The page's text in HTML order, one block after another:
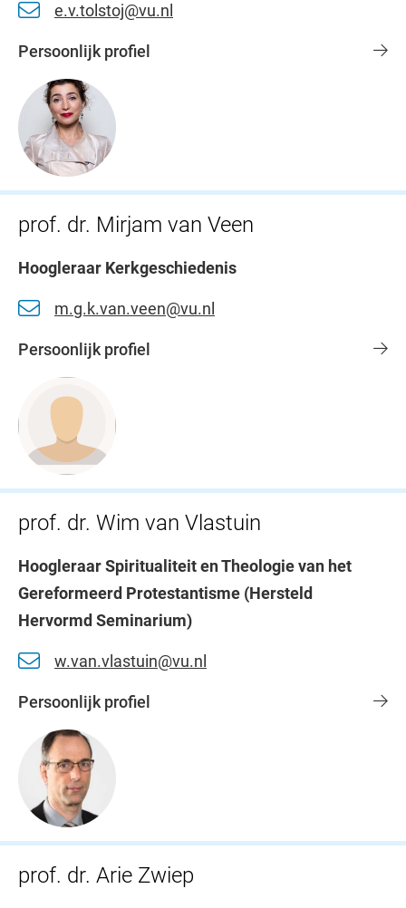
e.v.tolstoj@vu.nl
Persoonlijk profiel
prof. dr. Mirjam van Veen
Hoogleraar Kerkgeschiedenis
m.g.k.van.veen@vu.nl
Persoonlijk profiel
prof. dr. Wim van Vlastuin
Hoogleraar Spiritualiteit en Theologie van het
Gereformeerd Protestantisme (Hersteld
Hervormd Seminarium)
w.van.vlastuin@vu.nl
Persoonlijk profiel
prof. dr. Arie Zwiep